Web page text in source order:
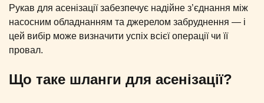
Рукав для асенізації забезпечує надійне з’єднання між
насосним обладнанням та джерелом забруднення — і
цей вибір може визначити успіх всієї операції чи її
провал.
Що таке шланги для асенізації?